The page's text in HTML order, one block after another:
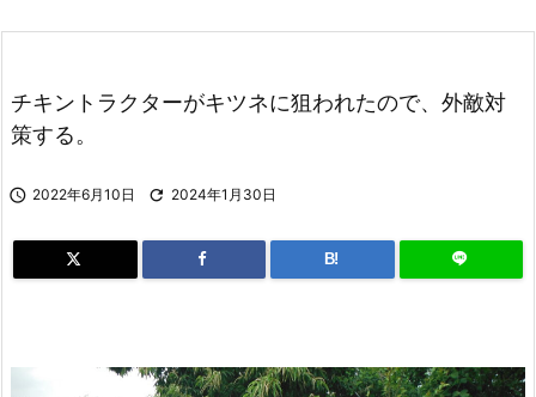
チキントラクターがキツネに狙われたので、外敵対
策する。
 2022年6月10日  2024年1月30日
B!